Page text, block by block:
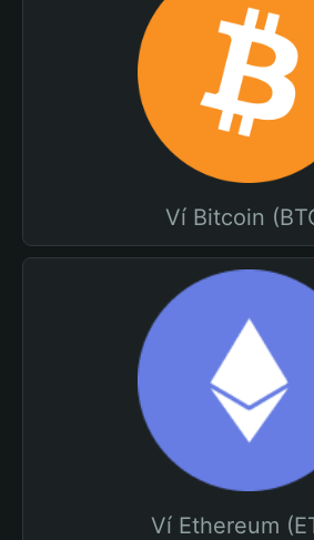
Ví Bitcoin
Ví Ethereum